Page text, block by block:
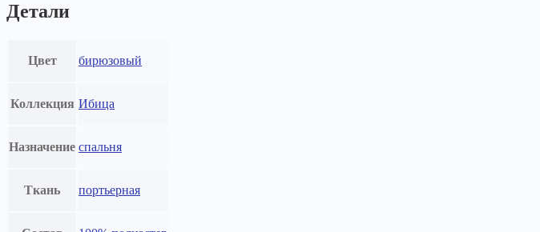
Детали
Цвет бирюзовый
Коллекция Ибица
Назначение спальня
Ткань портьерная